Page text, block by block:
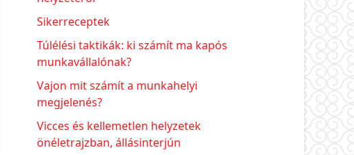
Sikerreceptek
Túlélési taktikák: ki számít ma kapós
munkavállalónak?
Vajon mit számít a munkahelyi
megjelenés?
Vicces és kellemetlen helyzetek
önéletrajzban, állásinterjún